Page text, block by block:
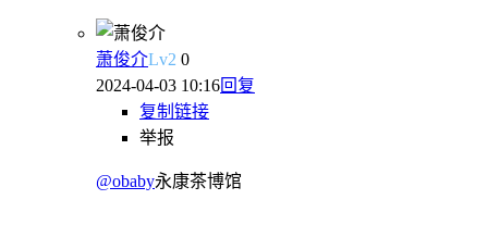
萧俊介Lv2 0
2024-04-03 10:16回复
复制链接
举报
@obaby永康茶博馆